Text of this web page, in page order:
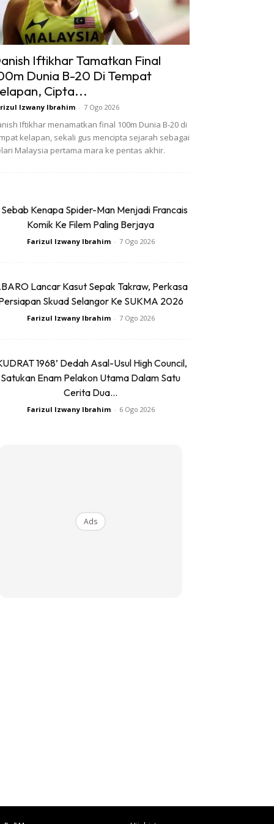
Iftikhar Tamatkan Final
Dunia B-20 Di Tempat
Cipta...
Izwany Ibrahim - 7 Ogo 2026
Iftikhar menamatkan final 100m Dunia B-20 di
kelapan, sekali gus mencipta sejarah sebagai
Malaysia pertama mara ke pentas akhir.
Kenapa Spider-Man Menjadi Francais
Komik Ke Filem Paling Berjaya
Farizul Izwany Ibrahim - 7 Ogo 2026
Lancar Kasut Sepak Takraw, Perkasa
Skuad Selangor Ke SUKMA 2026
Farizul Izwany Ibrahim - 7 Ogo 2026
1968’ Dedah Asal-Usul High Council,
Satukan Enam Pelakon Utama Dalam Satu
Cerita Dua...
Farizul Izwany Ibrahim - 6 Ogo 2026
Ads